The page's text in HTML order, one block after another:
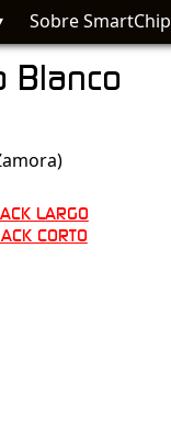
Sobre SmartChip
Blanco
LARGO
CORTO